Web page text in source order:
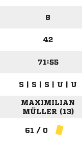
8
42
71:55
S | S | S | U | U
MAXIMILIAN
MÜLLER (13)
61 / 0